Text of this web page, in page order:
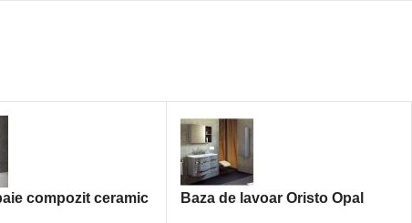
compozit ceramic
Baza de lavoar Oristo Opal